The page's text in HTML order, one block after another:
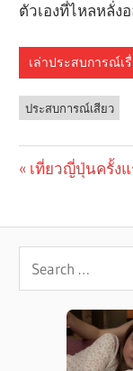
ตัวเองที่ไหลหลั่ง
เล่าประสบการณ์เรื่
ประสบการณ์เสียว
Previous
เที่ยวญี่ปุ่นครั้ง